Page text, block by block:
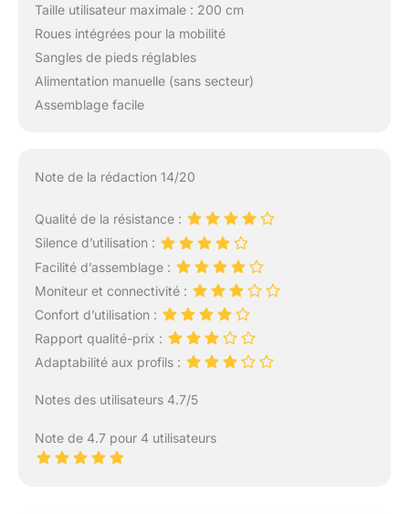
Taille utilisateur maximale : 200 cm
Roues intégrées pour la mobilité
Sangles de pieds réglables
Alimentation manuelle (sans secteur)
Assemblage facile
Note de la rédaction 14/20
Qualité de la résistance :
Silence d’utilisation :
Facilité d’assemblage :
Moniteur et connectivité :
Confort d’utilisation :
Rapport qualité-prix :
Adaptabilité aux profils :
Notes des utilisateurs 4.7/5
Note de 4.7 pour 4 utilisateurs